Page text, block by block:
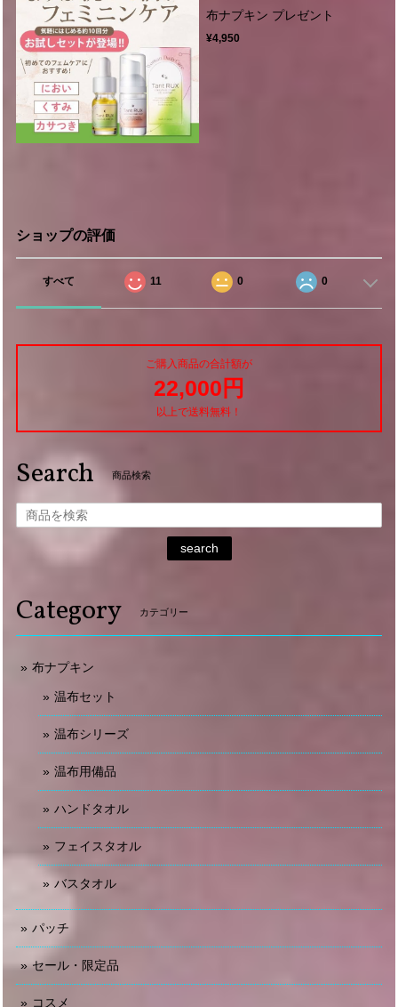
布ナプキン プレゼント
¥4,950
ショップの評価
すべて 11 0 0
ご購入商品の合計額が
22,000円
以上で送料無料！
Search 商品検索
search
Category カテゴリー
布ナプキン
温布セット
温布シリーズ
温布用備品
ハンドタオル
フェイスタオル
バスタオル
パッチ
セール・限定品
コスメ